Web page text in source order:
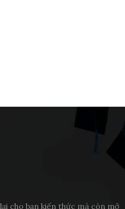
cho bạn kiến thức mà còn mở